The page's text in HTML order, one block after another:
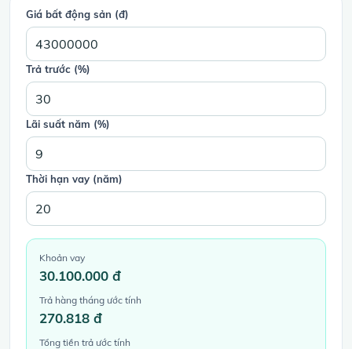
Giá bất động sản (đ)
Trả trước (%)
Lãi suất năm (%)
Thời hạn vay (năm)
Khoản vay
30.100.000 đ
Trả hàng tháng ước tính
270.818 đ
Tổng tiền trả ước tính